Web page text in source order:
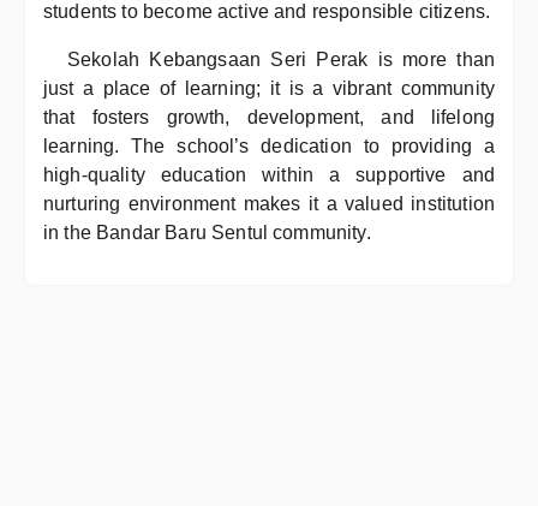
students to become active and responsible citizens.
Sekolah Kebangsaan Seri Perak is more than
just a place of learning; it is a vibrant community
that fosters growth, development, and lifelong
learning. The school’s dedication to providing a
high-quality education within a supportive and
nurturing environment makes it a valued institution
in the Bandar Baru Sentul community.